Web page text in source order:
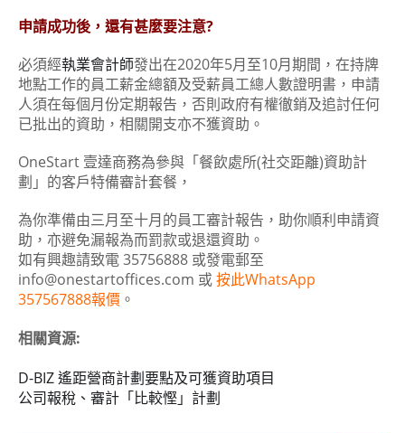
申請成功後，還有甚麼要注意?
必須經執業會計師發出在2020年5月至10月期間，在持牌
地點工作的員工薪金總額及受薪員工總人數證明書，申請
人須在每個月份定期報告，否則政府有權徹銷及追討任何
已批出的資助，相關開支亦不獲資助。
OneStart 壹達商務為參與「餐飲處所(社交距離)資助計
劃」的客戶特備審計套餐，
為你準備由三月至十月的員工審計報告，助你順利申請資
助，亦避免漏報為而罰款或退還資助。
如有興趣請致電 35756888 或發電郵至
info@onestartoffices.com 或按此WhatsApp
357567888報價 。
相關資源:
D-BIZ 遙距營商計劃要點及可獲資助項目
公司報稅、審計「比較慳」計劃